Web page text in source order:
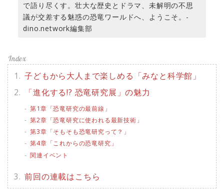
で語り尽くす。壮大な歴史とドラマ、未解明の不思
議が交差する魅惑の恐竜ワールドへ、ようこそ。-
dino.network編集部
子どもから大人まで楽しめる「みなと科学館」
「進化する!? 恐竜研究展」の魅力
第1章「恐竜研究の最前線」
第2章「恐竜研究に使われる最新技術」
第3章「そもそも恐竜研究って？」
第4章「これからの恐竜研究」
関連イベント
前回の連載はこちら